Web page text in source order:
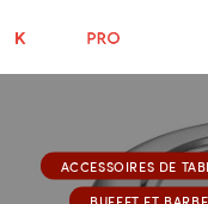
ACCESSOIRES DE
BUFFET ET